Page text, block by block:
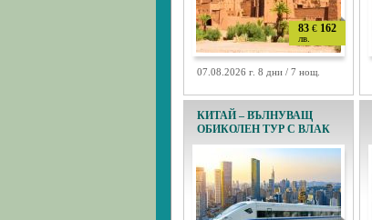
83 € 162
лв.
07.08.2026 г. 8 дни / 7 нощ.
КИТАЙ – ВЪЛНУВАЩ
ОБИКОЛЕН ТУР С ВЛАК